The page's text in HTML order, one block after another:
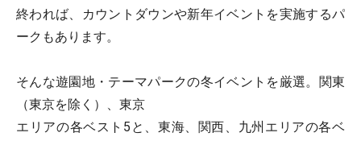
終われば、カウントダウンや新年イベントを実施するパ
ークもあります。
そんな遊園地・テーマパークの冬イベントを厳選。関東
（東京を除く）、東京
エリアの各ベスト5と、東海、関西、九州エリアの各ベ